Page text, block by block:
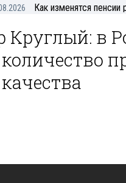
Как изменятся
в